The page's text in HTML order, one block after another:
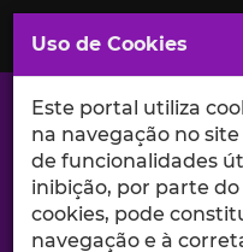
Saltar
para
Conteúdo
Principal
A excelência da
Uso de Cookies
Este portal utiliza
na navegação no
de funcionalidades
inibição, por parte
cookies, pode
navegação e à